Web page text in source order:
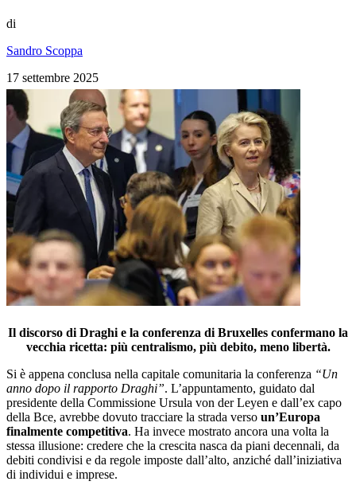
di
Sandro Scoppa
17 settembre 2025
Il discorso di Draghi e la conferenza di Bruxelles confermano la
vecchia ricetta: più centralismo, più debito, meno libertà.
Si è appena conclusa nella capitale comunitaria la conferenza “Un
anno dopo il rapporto Draghi”. L’appuntamento, guidato dal
presidente della Commissione Ursula von der Leyen e dall’ex capo
della Bce, avrebbe dovuto tracciare la strada verso un’Europa
finalmente competitiva. Ha invece mostrato ancora una volta la
stessa illusione: credere che la crescita nasca da piani decennali, da
debiti condivisi e da regole imposte dall’alto, anziché dall’iniziativa
di individui e imprese.